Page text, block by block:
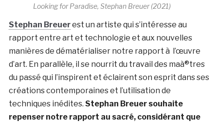
Looking for Paradise, Stephan Breuer (2021)
Stephan Breuerest un artiste qui s’intéresse au
rapport entre art et technologie et aux nouvelles
manières de dématérialiser notre rapport à l’œuvre
d’art. En parallèle, il se nourrit du travail des maà®tres
du passé qui l’inspirent et éclairent son esprit dans ses
créations contemporaines et l’utilisation de
techniques inédites. Stephan Breuer souhaite
repenser notre rapport au sacré, considérant que